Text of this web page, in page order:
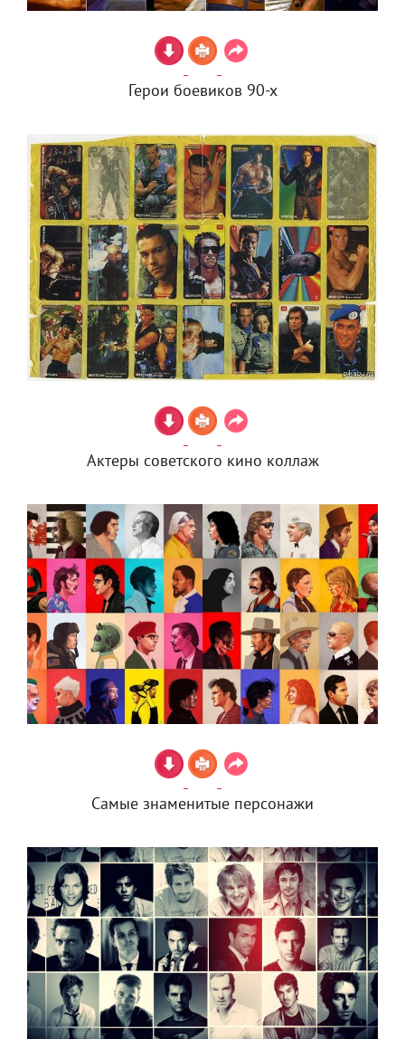
Герои боевиков 90-х
Актеры советского кино коллаж
Самые знаменитые персонажи